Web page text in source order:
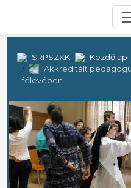
SRPSZKK Kezdőlap
Akkreditált
félévében